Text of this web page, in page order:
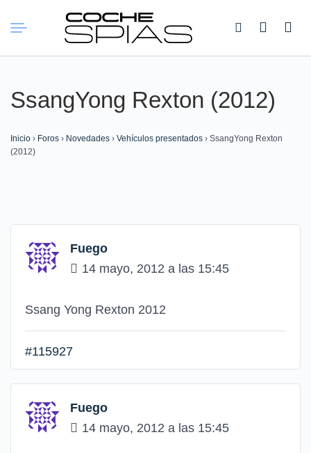
Buscar:
SsangYong Rexton (2012)
Inicio › Foros › Novedades › Vehículos presentados › SsangYong Rexton
(2012)
Fuego
14 mayo, 2012 a las 15:45
Ssang Yong Rexton 2012
#115927
Fuego
14 mayo, 2012 a las 15:45